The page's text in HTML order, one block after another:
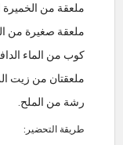
ملعقة من الخميرة
ملعقة صغيرة من
كوب من الماء
ملعقتان من زيت
رشة من الملح.
طريقة التحضير: